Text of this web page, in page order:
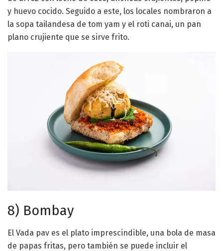
y huevo cocido. Seguido a este, los locales nombraron a
la sopa tailandesa de tom yam y el roti canai, un pan
plano crujiente que se sirve frito.
8) Bombay
El Vada pav es el plato imprescindible, una bola de masa
de papas fritas, pero también se puede incluir el